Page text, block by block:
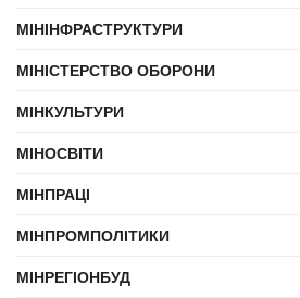
МІНІНФРАСТРУКТУРИ
МІНІСТЕРСТВО ОБОРОНИ
МІНКУЛЬТУРИ
МІНОСВІТИ
МІНПРАЦІ
МІНПРОМПОЛІТИКИ
МІНРЕГІОНБУД